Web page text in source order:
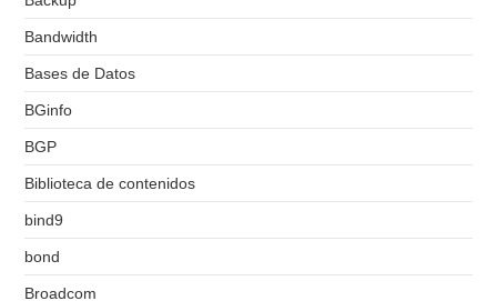
Bandwidth
Bases de Datos
BGinfo
BGP
Biblioteca de contenidos
bind9
bond
Broadcom